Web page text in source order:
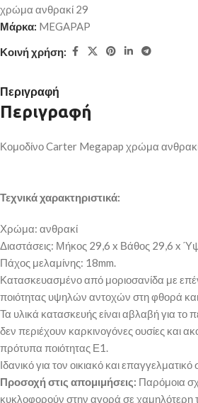
χρώμα ανθρακί 29
Μάρκα: MEGAPAP
Κοινή χρήση:
Περιγραφή
Περιγραφή
Κομοδίνο Carter Megapap χρώμα
Τεχνικά χαρακτηριστικά:
Χρώμα: ανθρακί
Διαστάσεις: Μήκος 29,6 x Βάθος 29,6 x
Πάχος μελαμίνης: 18mm.
Κατασκευασμένο από μοριοσανίδα με
ποιότητας υψηλών αντοχών στη φθορά
Τα υλικά κατασκευής είναι αβλαβή για το
δεν περιέχουν καρκινογόνες ουσίες και
πρότυπα ποιότητας Ε1.
Ιδανικό για τον οικιακό και
Προσοχή στις απομιμήσεις: Παρόμοια
κυκλοφορούν στην αγορά σε χαμηλότερη